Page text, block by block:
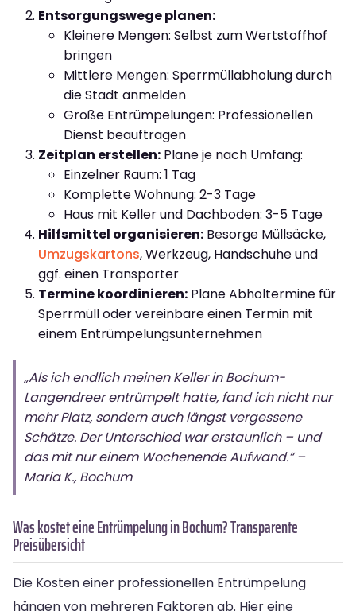
Entsorgungswege planen:
Kleinere Mengen: Selbst zum Wertstoffhof
bringen
Mittlere Mengen: Sperrmüllabholung durch
die Stadt anmelden
Große Entrümpelungen: Professionellen
Dienst beauftragen
Zeitplan erstellen: Plane je nach Umfang:
Einzelner Raum: 1 Tag
Komplette Wohnung: 2-3 Tage
Haus mit Keller und Dachboden: 3-5 Tage
Hilfsmittel organisieren: Besorge Müllsäcke,
Umzugskartons, Werkzeug, Handschuhe und
ggf. einen Transporter
Termine koordinieren: Plane Abholtermine für
Sperrmüll oder vereinbare einen Termin mit
einem Entrümpelungsunternehmen
„Als ich endlich meinen Keller in Bochum-
Langendreer entrümpelt hatte, fand ich nicht nur
mehr Platz, sondern auch längst vergessene
Schätze. Der Unterschied war erstaunlich – und
das mit nur einem Wochenende Aufwand.“ –
Maria K., Bochum
Was kostet eine Entrümpelung in Bochum? Transparente
Preisübersicht
Die Kosten einer professionellen Entrümpelung
hängen von mehreren Faktoren ab. Hier eine